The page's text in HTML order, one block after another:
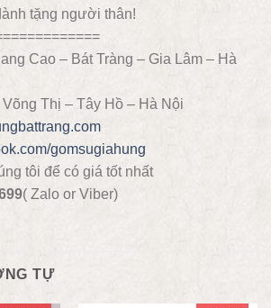
tặng người thân!
Cao – Bát Tràng – Gia Lâm – Hà
Thị – Tây Hồ – Hà Nội
gomsugiahung
tôi để có giá tốt nhất
( Zalo or Viber)
TỰ